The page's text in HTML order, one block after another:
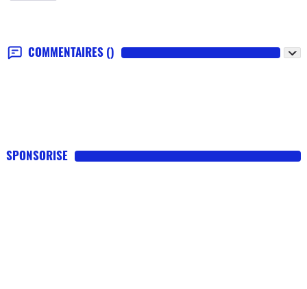
COMMENTAIRES ()
SPONSORISE